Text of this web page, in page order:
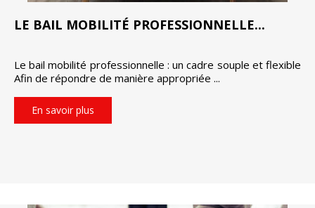
LE BAIL MOBILITÉ PROFESSIONNELLE...
Le bail mobilité professionnelle : un cadre souple et flexible
Afin de répondre de manière appropriée ...
En savoir plus